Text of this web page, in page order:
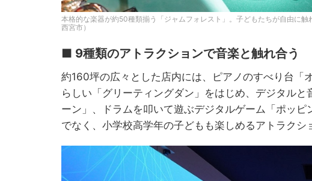
本格的な楽器が約50種類揃う「ジャムフォレスト」。子どもたちが自由に
西宮市）
■ 9種類のアトラクションで音楽と触れ合う
約160坪の広々とした店内には、ピアノのすべり台「
らしい「グリーティングダン」をはじめ、デジタル
ーン」、ドラムを叩いて遊ぶデジタルゲーム「ポッ
でなく、小学校高学年の子どもも楽しめるアトラクシ